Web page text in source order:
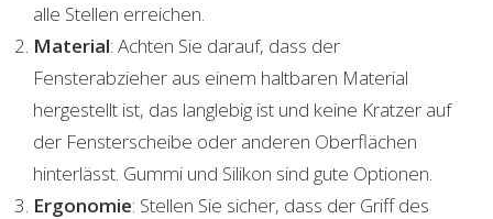
alle Stellen erreichen.
Material: Achten Sie darauf, dass der
Fensterabzieher aus einem haltbaren Material
hergestellt ist, das langlebig ist und keine Kratzer auf
der Fensterscheibe oder anderen Oberflächen
hinterlässt. Gummi und Silikon sind gute Optionen.
Ergonomie: Stellen Sie sicher, dass der Griff des